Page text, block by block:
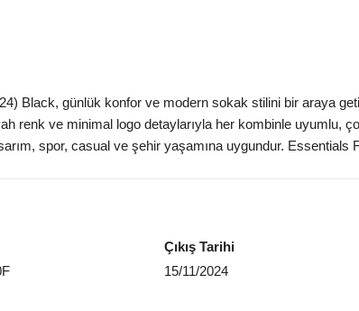
Black, günlük konfor ve modern sokak stilini bir araya
renk ve minimal logo detaylarıyla her kombinle uyumlu,
spor, casual ve şehir yaşamına uygundur.
Çıkış Tarihi
15/11/2024